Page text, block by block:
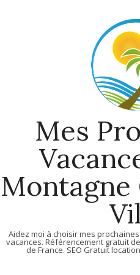
Mes
Montagne
Aidez moi à choisir mes
vacances. Référencement gratuit
de France. SEO Gratuit